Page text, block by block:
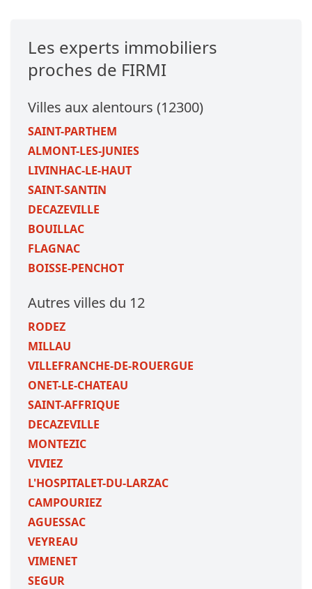
Les experts immobiliers
proches de FIRMI
Villes aux alentours (12300)
SAINT-PARTHEM
ALMONT-LES-JUNIES
LIVINHAC-LE-HAUT
SAINT-SANTIN
DECAZEVILLE
BOUILLAC
FLAGNAC
BOISSE-PENCHOT
Autres villes du 12
RODEZ
MILLAU
VILLEFRANCHE-DE-ROUERGUE
ONET-LE-CHATEAU
SAINT-AFFRIQUE
DECAZEVILLE
MONTEZIC
VIVIEZ
L'HOSPITALET-DU-LARZAC
CAMPOURIEZ
AGUESSAC
VEYREAU
VIMENET
SEGUR